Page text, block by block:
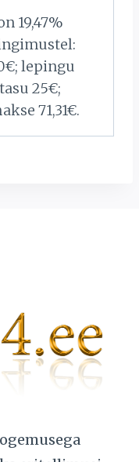
19,47%
lepingu
25€;
71,31€.